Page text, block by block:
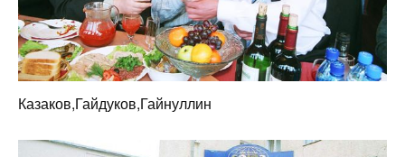
Казаков,Гайдуков,Гайнуллин